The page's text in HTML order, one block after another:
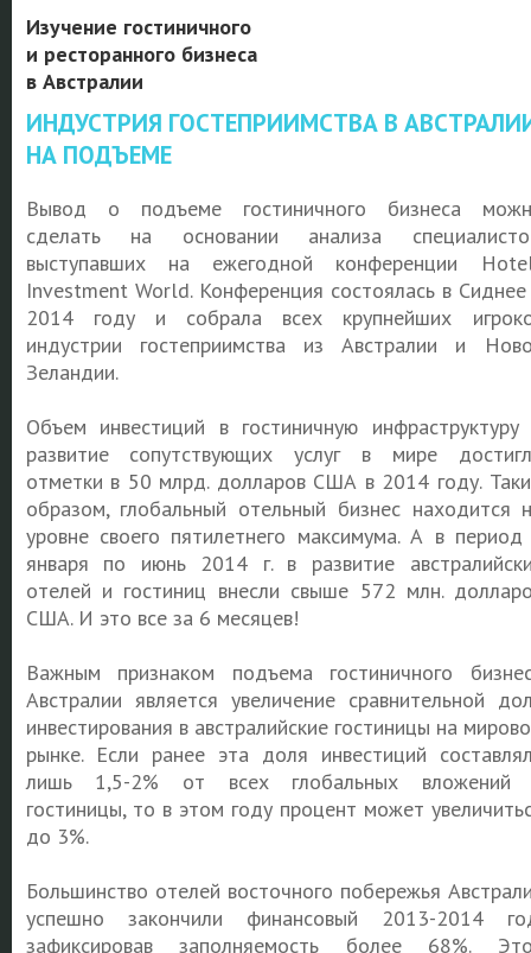
Изучение гостиничного
и ресторанного бизнеса
в Австралии
ИНДУСТРИЯ ГОСТЕПРИИМСТВА В
НА ПОДЪЕМЕ
Вывод о подъеме гостиничного бизнеса
сделать на основании анализа
выступавших на ежегодной конференции
Investment World. Конференция состоялась в
2014 году и собрала всех крупнейших
индустрии гостеприимства из Австралии и
Зеландии.
Объем инвестиций в гостиничную инфраструктуру
развитие сопутствующих услуг в мире
отметки в 50 млрд. долларов США в 2014 году.
образом, глобальный отельный бизнес находится
уровне своего пятилетнего максимума. А в период
января по июнь 2014 г. в развитие
отелей и гостиниц внесли свыше 572 млн.
США. И это все за 6 месяцев!
Важным признаком подъема гостиничного
Австралии является увеличение сравнительной
инвестирования в австралийские гостиницы на
рынке. Если ранее эта доля инвестиций
лишь 1,5-2% от всех глобальных вложений
гостиницы, то в этом году процент может
до 3%.
Большинство отелей восточного побережья
успешно закончили финансовый 2013-2014
зафиксировав заполняемость более 68%.